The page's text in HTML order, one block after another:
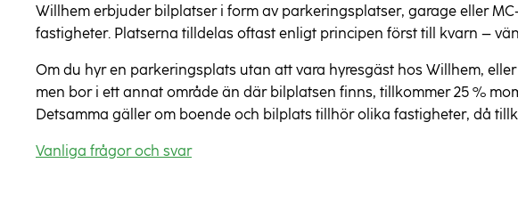
Willhem erbjuder bilplatser i form av parkeringsplatser, garage eller
fastigheter. Platserna tilldelas oftast enligt principen först till kvarn –
Om du hyr en parkeringsplats utan att vara hyresgäst hos Willhem,
men bor i ett annat område än där bilplatsen finns, tillkommer 25 %
Detsamma gäller om boende och bilplats tillhör olika fastigheter, då
Vanliga frågor och svar